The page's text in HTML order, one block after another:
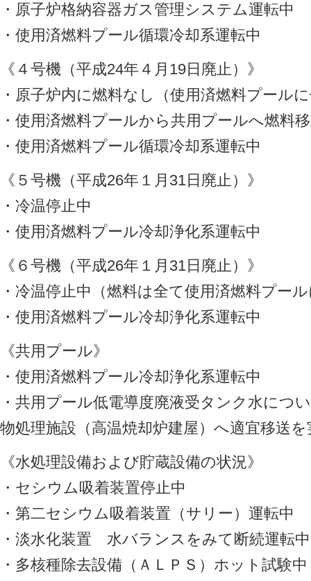
・原子炉格納容器ガス管理システム運転中
・使用済燃料プール循環冷却系運転中
《４号機（平成24年４月19日廃止）》
・原子炉内に燃料なし（使用済燃料プール
・使用済燃料プールから共用プールへ燃料
・使用済燃料プール循環冷却系運転中
《５号機（平成26年１月31日廃止）》
・冷温停止中
・使用済燃料プール冷却浄化系運転中
《６号機（平成26年１月31日廃止）》
・冷温停止中（燃料は全て使用済燃料プー
・使用済燃料プール冷却浄化系運転中
《共用プール》
・使用済燃料プール冷却浄化系運転中
・共用プール低電導度廃液受タンク水につ
物処理施設（高温焼却炉建屋）へ適宜移送を
《水処理設備および貯蔵設備の状況》
・セシウム吸着装置停止中
・第二セシウム吸着装置（サリー）運転中
・淡水化装置 水バランスをみて断続運転中
・多核種除去設備（ＡＬＰＳ）ホット試験中